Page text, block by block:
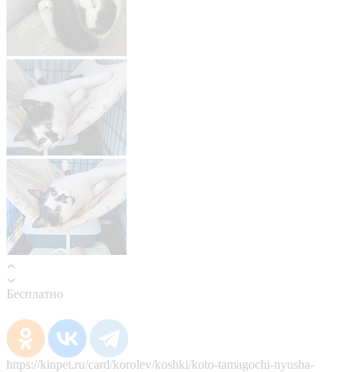
Бесплатно
https://kinpet.ru/card/korolev/koshki/koto-tamagochi-nyusha-